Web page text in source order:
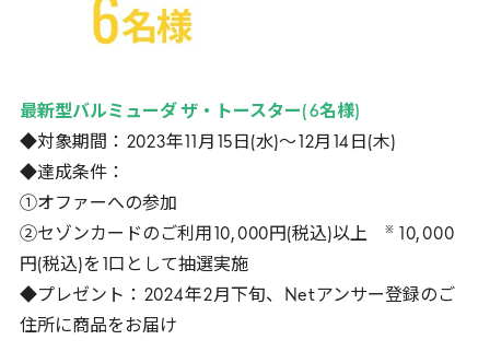
最新型バルミューダ ザ・トースター(6名様)
◆対象期間： 2023年 月 15 日(水)～ 12月 14 日(木)
◆達成条件：
①オファーへの参加
②セゾンカードのご利用
10,000円(税込)以上※ 10,000
円(税込)を
口として抽選実施
◆プレゼント： 2024年2月下旬、 Net アンサー登録のご
住所に商品をお届け